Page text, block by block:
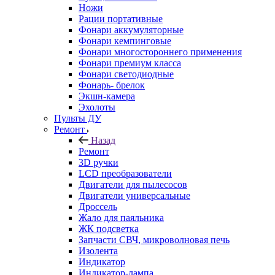
Ножи
Рации портативные
Фонари аккумуляторные
Фонари кемпинговые
Фонари многостороннего применения
Фонари премиум класса
Фонари светодиодные
Фонарь- брелок
Экшн-камера
Эхолоты
Пульты ДУ
Ремонт
Назад
Ремонт
3D ручки
LCD преобразователи
Двигатели для пылесосов
Двигатели универсальные
Дроссель
Жало для паяльника
ЖК подсветка
Запчасти СВЧ, микроволновая печь
Изолента
Индикатор
Индикатор-лампа